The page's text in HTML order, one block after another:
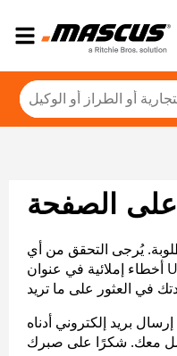
على الصفحة
يُرجى التحقق من أي
أخطاء إملائية في عنوان URL، أو عرض خريطة الموقع
بريد إلكتروني أدناه